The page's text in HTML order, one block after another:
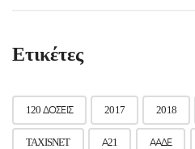
Ετικέτες
120 ΔΟΣΕΙΣ 2017 2018
TAXISNET Α21 ΑΑΔΕ